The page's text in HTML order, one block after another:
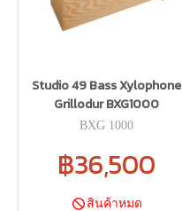
Studio 49 Bass Xylophone
Grillodur BXG1000
BXG 1000
฿36,500
สินค้าหมด